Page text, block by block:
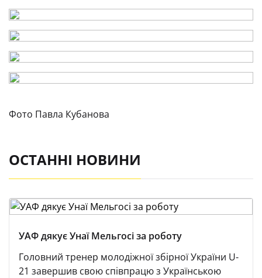
Фото Павла Кубанова
ОСТАННІ НОВИНИ
УАФ дякує Унаї Мельгосі за роботу
Головний тренер молодіжної збірної України U-
21 завершив свою співпрацю з Українською